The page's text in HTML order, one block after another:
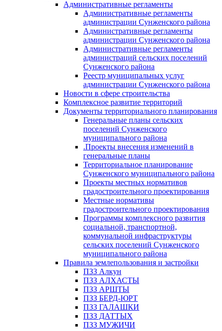
Административные регламенты
Административные регламенты
администрации Сунженского района
Административные регламенты
администрации Сунженского района
Административные регламенты
администраций сельских поселений
Сунженского района
Реестр муниципальных услуг
администрации Сунженского района
Новости в сфере строительства
Комплексное развитие территорий
Документы территориального планирования
Генеральные планы сельских
поселений Сунженского
муниципального района
.Проекты внесения изменений в
генеральные планы
Территориальное планирование
Сунженского муниципального района
Проекты местных нормативов
градостроительного проектирования
Местные нормативы
градостроительного проектирования
Программы комплексного развития
социальной, транспортной,
коммунальной инфраструктуры
сельских поселений Сунженского
муниципального района
Правила землепользования и застройки
ПЗЗ Алкун
ПЗЗ АЛХАСТЫ
ПЗЗ АРШТЫ
ПЗЗ БЕРД-ЮРТ
ПЗЗ ГАЛАШКИ
ПЗЗ ДАТТЫХ
ПЗЗ МУЖИЧИ